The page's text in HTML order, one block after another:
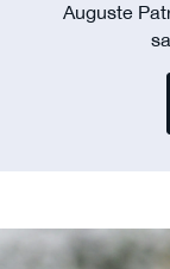
Auguste